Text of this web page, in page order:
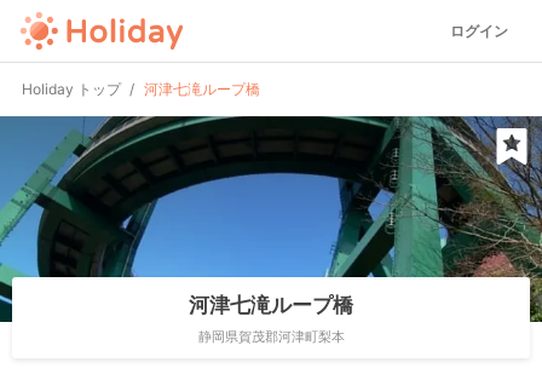
ログイン
Holiday トップ 河津七滝ループ橋
河津七滝ループ橋
静岡県賀茂郡河津町梨本